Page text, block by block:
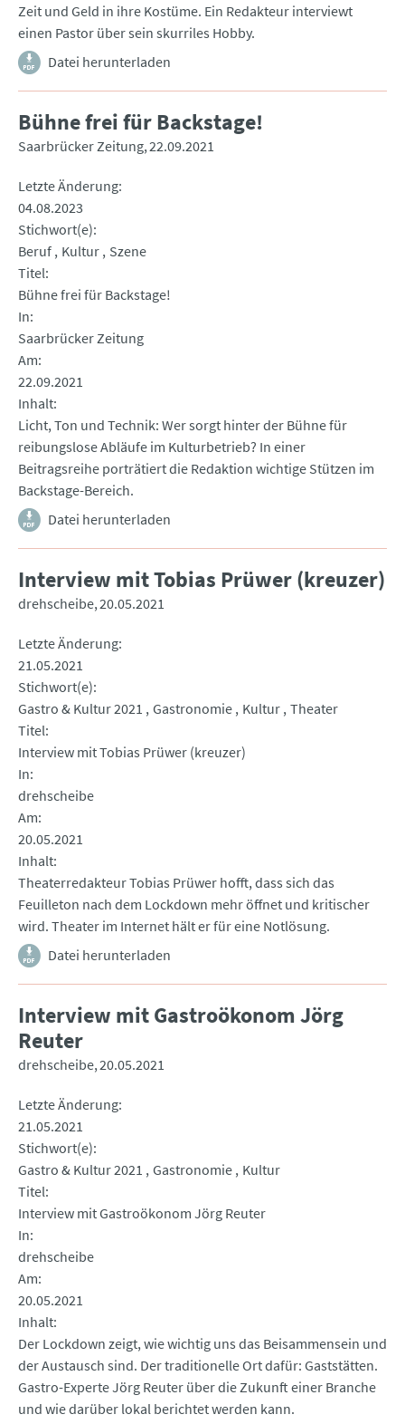
Zeit und Geld in ihre Kostüme. Ein Redakteur interviewt
einen Pastor über sein skurriles Hobby.
Datei herunterladen
Bühne frei für Backstage!
Saarbrücker Zeitung 22.09.2021
Letzte Änderung
04.08.2023
Stichwort(e)
Beruf Kultur Szene
Titel
Bühne frei für Backstage!
In
Saarbrücker Zeitung
Am
22.09.2021
Inhalt
Licht, Ton und Technik: Wer sorgt hinter der Bühne für
reibungslose Abläufe im Kulturbetrieb? In einer
Beitragsreihe porträtiert die Redaktion wichtige Stützen im
Backstage-Bereich.
Datei herunterladen
Interview mit Tobias Prüwer (kreuzer)
drehscheibe 20.05.2021
Letzte Änderung
21.05.2021
Stichwort(e)
Gastro & Kultur 2021 Gastronomie Kultur Theater
Titel
Interview mit Tobias Prüwer (kreuzer)
In
drehscheibe
Am
20.05.2021
Inhalt
Theaterredakteur Tobias Prüwer hofft, dass sich das
Feuilleton nach dem Lockdown mehr öffnet und kritischer
wird. Theater im Internet hält er für eine Notlösung.
Datei herunterladen
Interview mit Gastroökonom Jörg
Reuter
drehscheibe 20.05.2021
Letzte Änderung
21.05.2021
Stichwort(e)
Gastro & Kultur 2021 Gastronomie Kultur
Titel
Interview mit Gastroökonom Jörg Reuter
In
drehscheibe
Am
20.05.2021
Inhalt
Der Lockdown zeigt, wie wichtig uns das Beisammensein und
der Austausch sind. Der traditionelle Ort dafür: Gaststätten.
Gastro-Experte Jörg Reuter über die Zukunft einer Branche
und wie darüber lokal berichtet werden kann.